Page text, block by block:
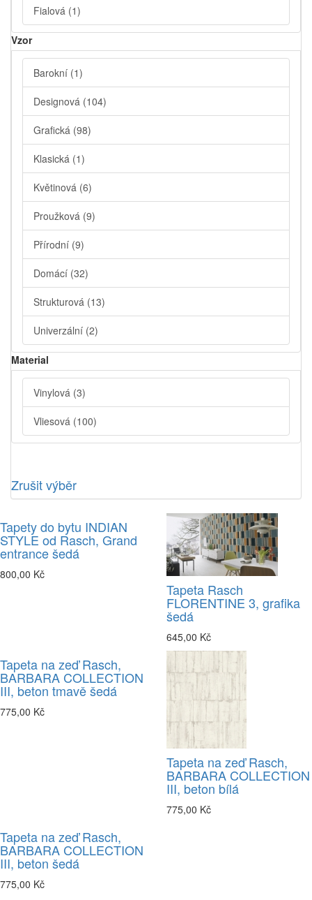
Fialová (1)
Vzor
Barokní (1)
Designová (104)
Grafická (98)
Klasická (1)
Květinová (6)
Proužková (9)
Přírodní (9)
Domácí (32)
Strukturová (13)
Univerzální (2)
Material
Vinylová (3)
Vliesová (100)
Zrušit výběr
Tapety do bytu INDIAN
STYLE od Rasch, Grand
entrance šedá
800,00 Kč
Tapeta Rasch
FLORENTINE 3, grafika
šedá
645,00 Kč
Tapeta na zeď Rasch,
BARBARA COLLECTION
III, beton tmavě šedá
775,00 Kč
Tapeta na zeď Rasch,
BARBARA COLLECTION
III, beton bílá
775,00 Kč
Tapeta na zeď Rasch,
BARBARA COLLECTION
III, beton šedá
775,00 Kč